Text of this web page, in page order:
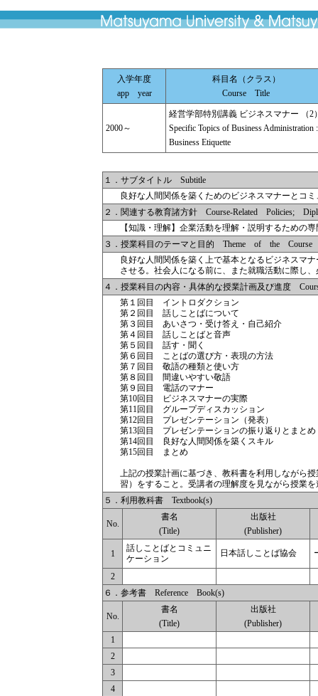
入学年度
app year
科目名（クラス）
Course Title
2000～
経営学部特別講義 ビジネスマナー （2
Specific Topics of Business Administration :
Business Etiquette
１．サブタイトル Subtitle
良好な人間関係を築くためのビジネスマナーとコ
２．関連する教育諸方針 Course-Related Policies;
【知識・理解】企業活動を理解・説明するための
３．授業科目のテーマと目的 Theme of the Course
良好な人間関係を築く上で基本となるビジネスマ
させる。社会人になる前に、また就職活動に際し
４．授業科目の内容・具体的な授業計画及び進度
第１回目 イントロダクション
第２回目 話しことばについて
第３回目 あいさつ・受け答え・自己紹介
第４回目 話しことばと音声
第５回目 話す・聞く
第６回目 ことばの選び方・表現の方法
第７回目 敬語の種類と使い方
第８回目 間違いやすい敬語
第９回目 電話のマナー
第10回目 ビジネスマナーの実際
第11回目 グループディスカッション
第12回目 プレゼンテーション（発表）
第13回目 プレゼンテーションの振り返りとまとめ
第14回目 良好な人間関係を築くスキル
第15回目 まとめ
上記の授業計画に基づき、教科書を利用しながら
習）をすること。受講者の理解度を見ながら授業
５．利用教科書 Textbook(s)
No.
書名
(Title)
出版社
(Publisher)
1
話しことばとコミュニ
ケーション
日本話しことば協会
2
６．参考書 Reference Book(s)
No.
書名
(Title)
出版社
(Publisher)
1
2
3
4